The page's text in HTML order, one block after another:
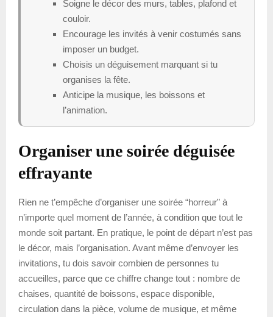
Soigne le décor des murs, tables, plafond et
couloir.
Encourage les invités à venir costumés sans
imposer un budget.
Choisis un déguisement marquant si tu
organises la fête.
Anticipe la musique, les boissons et
l’animation.
Organiser une soirée déguisée
effrayante
Rien ne t’empêche d’organiser une soirée “horreur” à
n’importe quel moment de l’année, à condition que tout le
monde soit partant. En pratique, le point de départ n’est pas
le décor, mais l’organisation. Avant même d’envoyer les
invitations, tu dois savoir combien de personnes tu
accueilles, parce que ce chiffre change tout : nombre de
chaises, quantité de boissons, espace disponible,
circulation dans la pièce, volume de musique, et même